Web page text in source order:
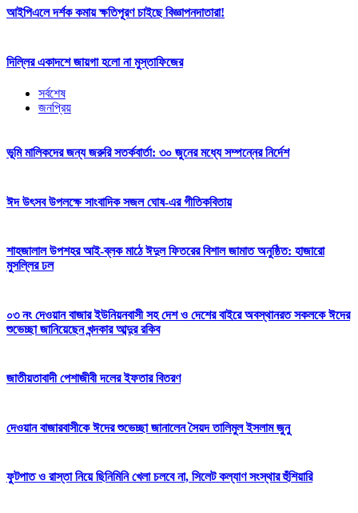
আইপিএলে দর্শক কমায় ক্ষতিপূরণ চাইছে বিজ্ঞাপনদাতারা!
দিল্লির একাদশে জায়গা হলো না মুস্তাফিজের
সর্বশেষ
জনপ্রিয়
ভূমি মালিকদের জন্য জরুরি সতর্কবার্তা: ৩০ জুনের মধ্যে সম্পন্নের নির্দেশ
ঈদ উৎসব উপলক্ষে সাংবাদিক সজল ঘোষ-এর গীতিকবিতায়
শাহজালাল উপশহর আই-ব্লক মাঠে ঈদুল ফিতরের বিশাল জামাত অনুষ্ঠিত: হাজারো
মুসল্লির ঢল
০৩ নং দেওয়ান বাজার ইউনিয়নবাসী সহ দেশ ও দেশের বাইরে অবস্থানরত সকলকে ঈদের
শুভেচ্ছা জানিয়েছেন খন্দকার আব্দুর রকিব
জাতীয়তাবাদী পেশাজীবী দলের ইফতার বিতরণ
দেওয়ান বাজারবাসীকে ঈদের শুভেচ্ছা জানালেন সৈয়দ তালিমুল ইসলাম জুনু
ফুটপাত ও রাস্তা নিয়ে ছিনিমিনি খেলা চলবে না, সিলেট কল্যাণ সংস্থার হুঁশিয়ারি